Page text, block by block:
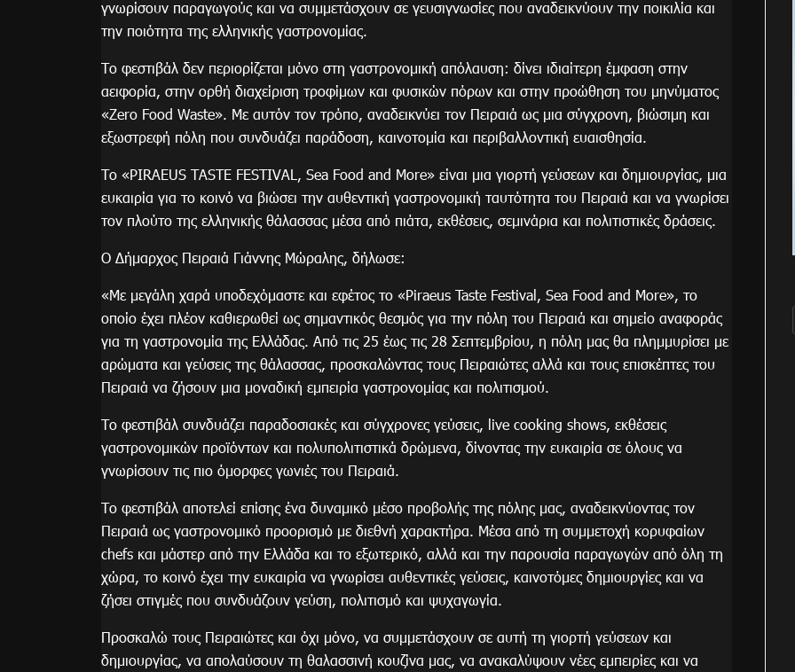
γνωρίσουν παραγωγούς και να συμμετάσχουν σε γευσιγνωσίες που αναδεικνύουν την ποικιλία και
την ποιότητα της ελληνικής γαστρονομίας.
Το φεστιβάλ δεν περιορίζεται μόνο στη γαστρονομική απόλαυση: δίνει ιδιαίτερη έμφαση στην
αειφορία, στην ορθή διαχείριση τροφίμων και φυσικών πόρων και στην προώθηση του μηνύματος
«Zero Food Waste». Με αυτόν τον τρόπο, αναδεικνύει τον Πειραιά ως μια σύγχρονη, βιώσιμη και
εξωστρεφή πόλη που συνδυάζει παράδοση, καινοτομία και περιβαλλοντική ευαισθησία.
Το «PIRAEUS TASTE FESTIVAL, Sea Food and More» είναι μια γιορτή γεύσεων και δημιουργίας, μια
ευκαιρία για το κοινό να βιώσει την αυθεντική γαστρονομική ταυτότητα του Πειραιά και να γνωρίσει
τον πλούτο της ελληνικής θάλασσας μέσα από πιάτα, εκθέσεις, σεμινάρια και πολιτιστικές δράσεις.
Ο Δήμαρχος Πειραιά Γιάννης Μώραλης, δήλωσε:
«Με μεγάλη χαρά υποδεχόμαστε και εφέτος το «Piraeus Taste Festival, Sea Food and More», το
οποίο έχει πλέον καθιερωθεί ως σημαντικός θεσμός για την πόλη του Πειραιά και σημείο αναφοράς
για τη γαστρονομία της Ελλάδας. Από τις 25 έως τις 28 Σεπτεμβρίου, η πόλη μας θα πλημμυρίσει με
αρώματα και γεύσεις της θάλασσας, προσκαλώντας τους Πειραιώτες αλλά και τους επισκέπτες του
Πειραιά να ζήσουν μια μοναδική εμπειρία γαστρονομίας και πολιτισμού.
Το φεστιβάλ συνδυάζει παραδοσιακές και σύγχρονες γεύσεις, live cooking shows, εκθέσεις
γαστρονομικών προϊόντων και πολυπολιτιστικά δρώμενα, δίνοντας την ευκαιρία σε όλους να
γνωρίσουν τις πιο όμορφες γωνιές του Πειραιά.
Το φεστιβάλ αποτελεί επίσης ένα δυναμικό μέσο προβολής της πόλης μας, αναδεικνύοντας τον
Πειραιά ως γαστρονομικό προορισμό με διεθνή χαρακτήρα. Μέσα από τη συμμετοχή κορυφαίων
chefs και μάστερ από την Ελλάδα και το εξωτερικό, αλλά και την παρουσία παραγωγών από όλη τη
χώρα, το κοινό έχει την ευκαιρία να γνωρίσει αυθεντικές γεύσεις, καινοτόμες δημιουργίες και να
ζήσει στιγμές που συνδυάζουν γεύση, πολιτισμό και ψυχαγωγία.
Προσκαλώ τους Πειραιώτες και όχι μόνο, να συμμετάσχουν σε αυτή τη γιορτή γεύσεων και
δημιουργίας, να απολαύσουν τη θαλασσινή κουζίνα μας, να ανακαλύψουν νέες εμπειρίες και να